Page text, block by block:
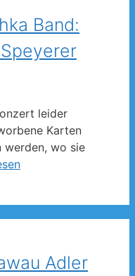
Band:
leider
Karten
werden, wo sie
Adler